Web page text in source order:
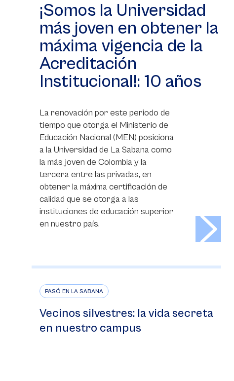
¡Somos la Universidad
más joven en obtener la
máxima vigencia de la
Acreditación
Institucional!: 10 años
La renovación por este periodo de
tiempo que otorga el Ministerio de
Educación Nacional (MEN) posiciona
a la Universidad de La Sabana como
la más joven de Colombia y la
tercera entre las privadas, en
obtener la máxima certificación de
calidad que se otorga a las
instituciones de educación superior
en nuestro país.
PASÓ EN LA SABANA
Vecinos silvestres: la vida secreta
en nuestro campus